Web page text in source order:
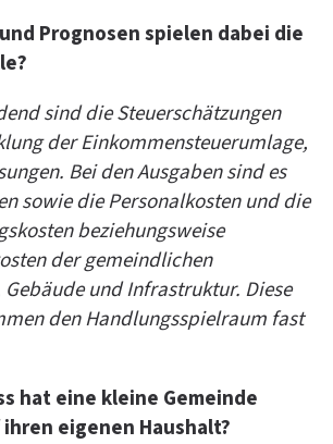
Prognosen spielen dabei die
sind die Steuerschätzungen
der Einkommensteuerumlage,
Bei den Ausgaben sind es
sowie die Personalkosten und die
beziehungsweise
der gemeindlichen
und Infrastruktur. Diese
den Handlungsspielraum fast
hat eine kleine Gemeinde
eigenen Haushalt?